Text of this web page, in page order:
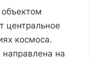
центральное
космоса.
на